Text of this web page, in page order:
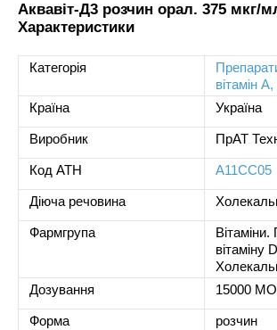
Аквавіт-Д3 розчин орал. 375 мкг/
Характеристики
Категорія
вітамін A,
Країна
Україна
Виробник ПрАТ
Код ATH A11CC05
Діюча речовина
Фармгрупа
вітаміну
Дозування
15000
Форма розчин